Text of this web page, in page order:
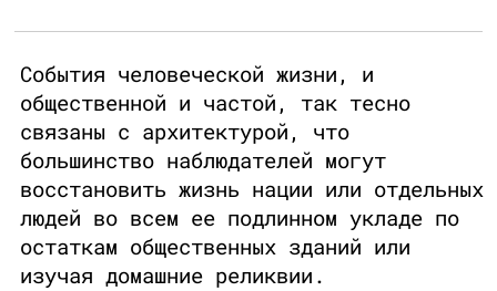
События человеческой жизни, и
общественной и частой, так тесно
связаны с архитектурой, что
большинство наблюдателей могут
восстановить жизнь нации или отдельных
людей во всем ее подлинном укладе по
остаткам общественных зданий или
изучая домашние реликвии.